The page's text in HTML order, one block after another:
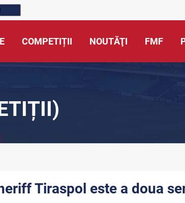
COMPETIȚII NOUTĂŢI FMF
Tiraspol este a doua